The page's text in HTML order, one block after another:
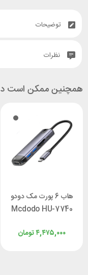
توضیحات
نظرات
همچنین ممکن است
هاب 6 پورت مک دودو
Mcdodo HU-7740
تومان۴,۴۷۵,۰۰۰